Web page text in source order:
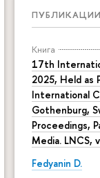
ПУБЛИКАЦИИ
Книга
17th
2025, Held
International
Gothenburg,
Proceedings,
Media. LNCS,
Fedyanin D.